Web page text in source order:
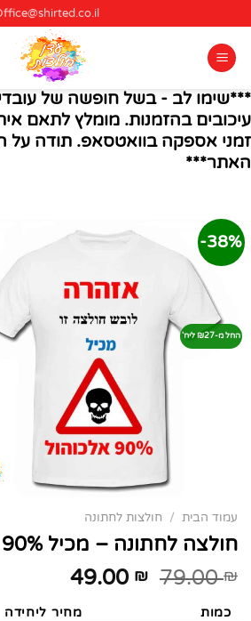
to
content
***שימו לב - בשל חופשה של
עיכובים בהזמנות. מומלץ לתאם
זמני אספקה בוואטסאפ. תודה על
האתר***
38%-
החל מ-₪27 ליח'
עמוד הבית / חולצות לחתונה
חולצה לחתונה – מכיל 90% אלכוהול
79.00₪
49.00 ₪
כמות
מחיר ליחידה